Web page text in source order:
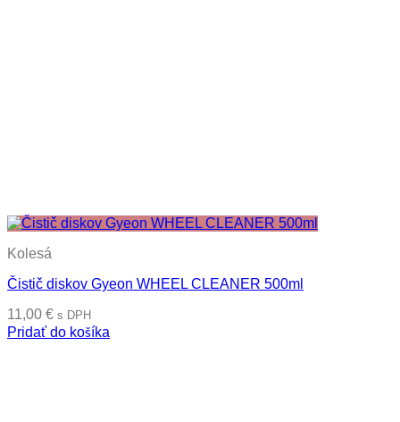
Kolesá
Čistič diskov Gyeon WHEEL CLEANER 500ml
11,00 € s DPH
Pridať do košíka